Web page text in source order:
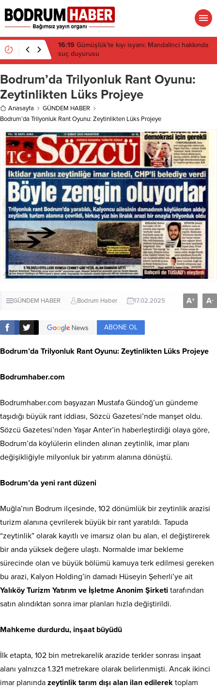
15:45 Bülent Eczacıbaşı Fen Lisesi’nde 4 yıl geçti,
hâlâ proje konuşuluyor
Bodrum’da Trilyonluk Rant Oyunu:
Zeytinlikten Lüks Projeye
Anasayfa
GÜNDEM HABER
Bodrum’da Trilyonluk Rant Oyunu: Zeytinlikten Lüks Projeye
GÜNDEM HABER Bodrum Haber 17.02.2025 A+ A-
ABONE OL
Bodrum’da Trilyonluk Rant Oyunu: Zeytinlikten Lüks Projeye
Bodrumhaber.com
Bodrumhaber.com başyazarı Mustafa Gündoğ’un gündeme
taşıdığı büyük rant iddiası, Sözcü Gazetesi’nde manşet oldu.
Sözcü Gazetesi’nden Yaşar Anter’in haberleştirdiği olaya göre,
Bodrum’da köylülerin elinden alınan zeytinlik, imar planı
değişikliğiyle milyonluk bir yatırım alanına dönüştü.
Bodrum’da yeni rant düzeni
Muğla’nın Bodrum ilçesinde, 102 dönümlük bir zeytinlik arazisi
turizm alanına çevrilerek büyük bir rant yaratıldı. Tapuda
“zeytinlik” olarak kayıtlı ve imarsız olan bu alan, el değiştirerek
bir anda yüksek değere ulaştı. Normalde imar bekleme
sürecinde olan ve büyük bölümü kamuya terk edilmesi gereken
bu arazi, Kalyon Holding’in damadı Hüseyin Şeherli’ye ait
Yalıköy Turizm Yatırım ve İşletme Anonim Şirketi tarafından
satın alındıktan sonra imar planları hızla değiştirildi.
Mahkeme durdurdu, inşaat büyüdü
İlk etapta, 102 bin metrekarelik arazide terkler sonrası inşaat
alanı yalnızca 1.321 metrekare olarak belirlenmişti. Ancak ikinci
imar planında zeytinlik tarım dışı alan ilan edilerek toplam